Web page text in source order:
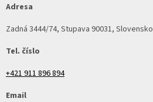
Adresa
Zadná 3444/74, Stupava 90031, Slovensko
Tel. číslo
+421 911 896 894
Email